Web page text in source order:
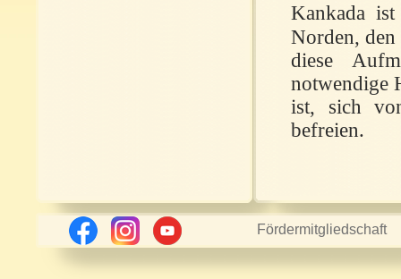
Kankada
Norden,
diese
notwendige
ist, sich
befreien.
Fördermitgliedschaft